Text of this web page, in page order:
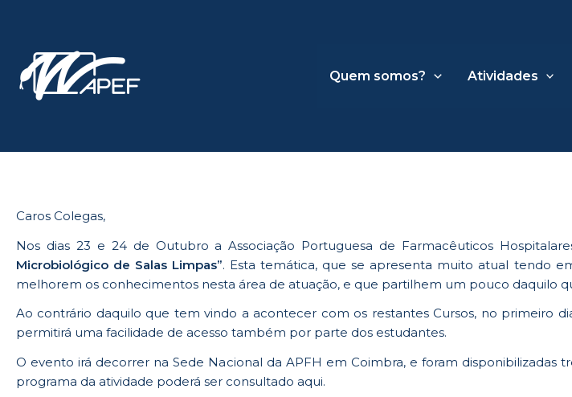
Quem somos?
Atividades
Caros Colegas,
Nos dias 23 e 24 de Outubro a Associação Portuguesa de Farmacêuticos
Microbiológico de Salas Limpas”. Esta temática, que se apresenta muito atual tendo
melhorem os conhecimentos nesta área de atuação, e que partilhem um pouco daquilo
Ao contrário daquilo que tem vindo a acontecer com os restantes Cursos, no primeiro
permitirá uma facilidade de acesso também por parte dos estudantes.
O evento irá decorrer na Sede Nacional da APFH em Coimbra, e foram disponibilizadas
programa da atividade poderá ser consultado aqui.